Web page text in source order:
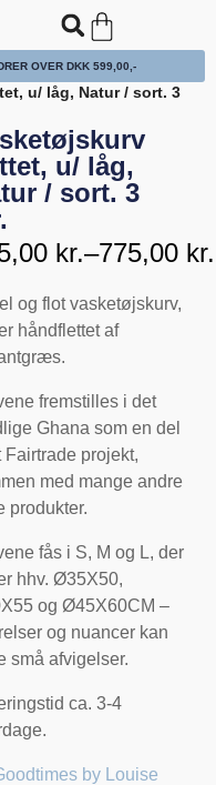
OVER DKK 599,00,-
u/ låg, Natur / sort. 3
u/ låg,
/ sort. 3
775,00 kr.
–
kr.
og flot vasketøjskurv,
håndflettet af
fremstilles i det
Ghana som en del
Fairtrade projekt,
med mange andre
produkter.
fås i S, M og L, der
hhv. Ø35X50,
og Ø45X60CM –
og nuancer kan
små afvigelser.
ca. 3-4
by Louise